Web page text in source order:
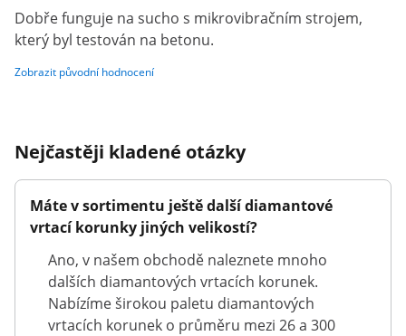
Dobře funguje na sucho s mikrovibračním strojem,
který byl testován na betonu.
Zobrazit původní hodnocení
Nejčastěji kladené otázky
Máte v sortimentu ještě další diamantové
vrtací korunky jiných velikostí?
Ano, v našem obchodě naleznete mnoho
dalších diamantových vrtacích korunek.
Nabízíme širokou paletu diamantových
vrtacích korunek o průměru mezi 26 a 300